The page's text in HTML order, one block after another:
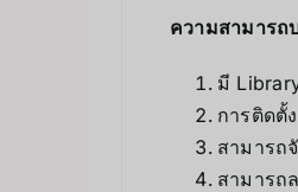
ความสามารถ
มี
การติดตั้
สามารถ
สามารถ